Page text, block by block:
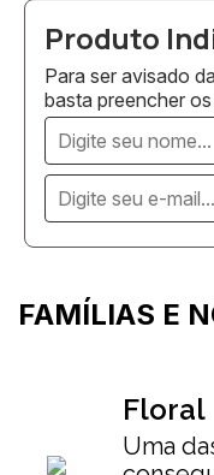
Para ser avisado
basta preencher
FAMÍLIAS E
Floral
Uma